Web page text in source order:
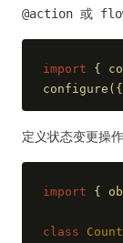
@action 或
import {
configure({
定义状态变更操作
import {
class